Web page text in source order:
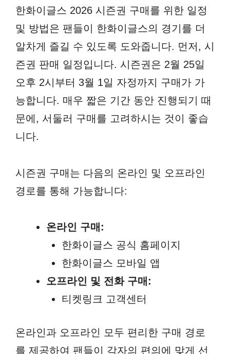
한화이글스 2026 시즌권 구매를 위한 일정
및 방법은 팬들이 한화이글스의 경기를 더
알차게 즐길 수 있도록 도와줍니다. 먼저, 시
즌권 판매 일정입니다. 시즌권은 2월 25일
오후 2시부터 3월 1일 자정까지 구매가 가
능합니다. 매우 짧은 기간 동안 진행되기 때
문에, 서둘러 구매를 고려하시는 것이 좋습
니다.
시즌권 구매는 다음의 온라인 및 오프라인
경로를 통해 가능합니다:
온라인 구매:
한화이글스 공식 홈페이지
한화이글스 모바일 앱
오프라인 및 전화 구매:
티켓링크 고객센터
온라인과 오프라인 모두 편리한 구매 경로
를 제공하여 팬들이 각자의 편의에 맞게 선